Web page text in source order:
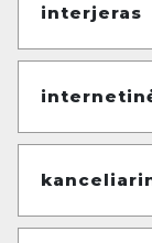
interjeras